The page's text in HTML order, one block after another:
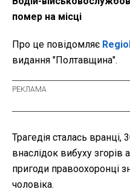
помер на місці
Про це повідомляє
видання "Полтавщина".
Трагедія сталась вранці,
внаслідок вибуху згорів
пригоди правоохоронці
чоловіка.